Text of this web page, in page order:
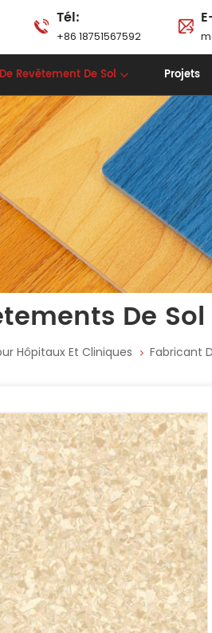
Tél:
+86 18751567592
Revêtement De Sol Projets
De
Hôpitaux Et Cliniques Fabricant